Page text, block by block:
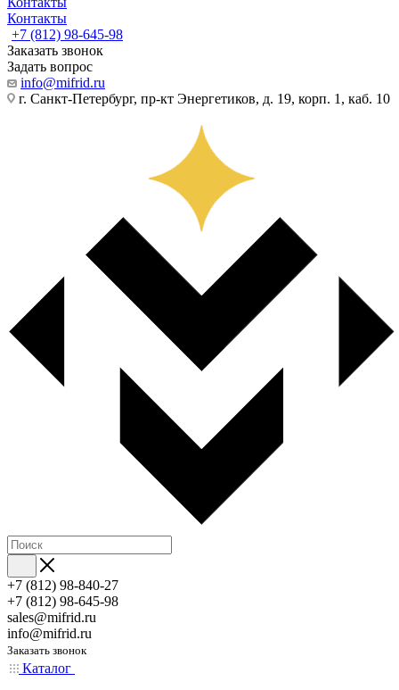
Контакты
+7 (812) 98-645-98
Заказать звонок
Задать вопрос
info@mifrid.ru
г. Санкт-Петербург, пр-кт Энергетиков, д. 19, корп. 1, каб. 10
+7 (812) 98-840-27
+7 (812) 98-645-98
sales@mifrid.ru
info@mifrid.ru
Заказать звонок
Каталог